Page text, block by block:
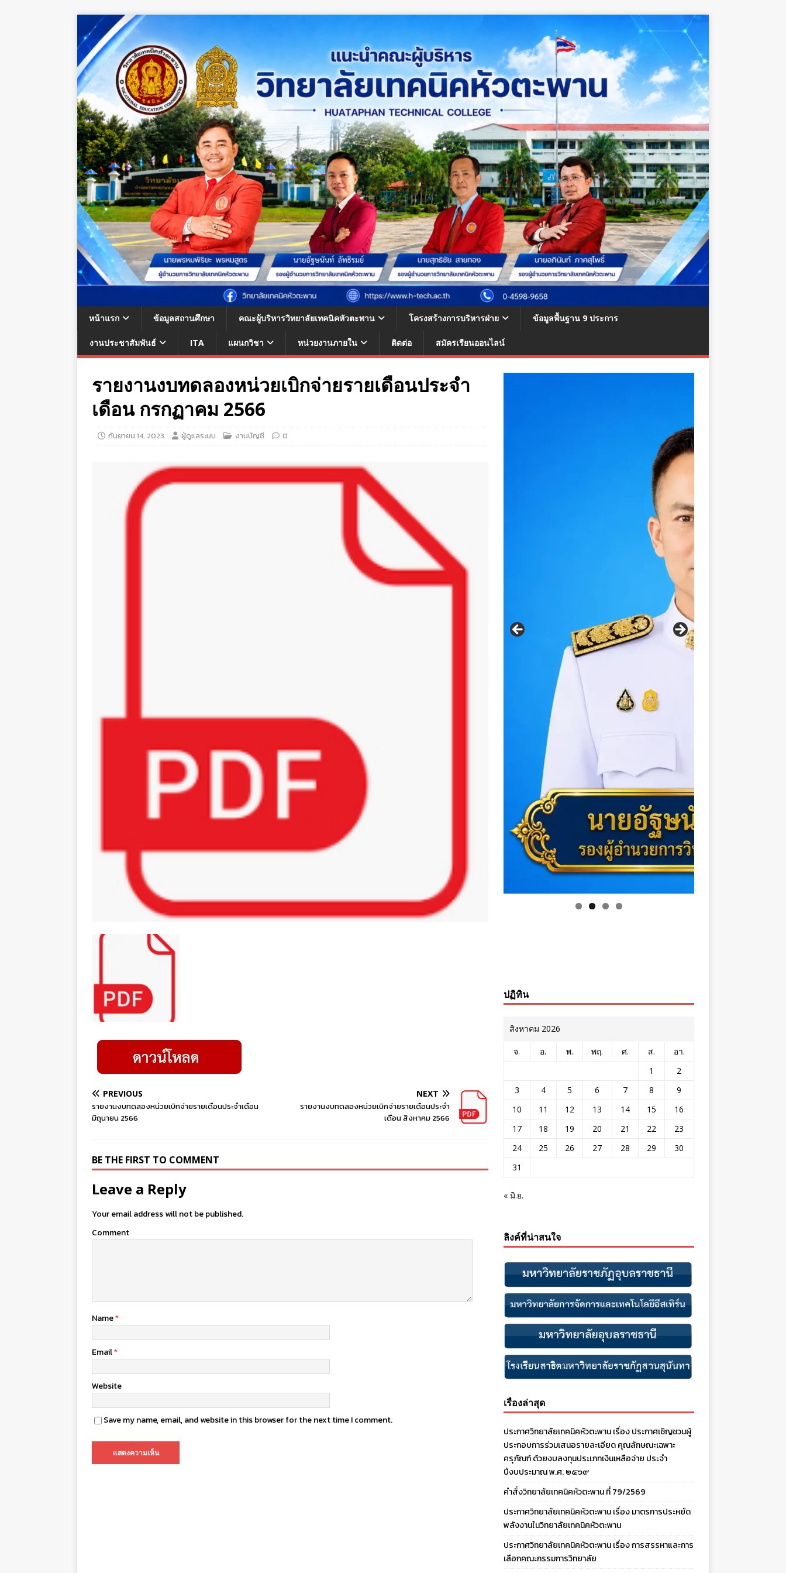
หน้าแรก ข้อมูลสถานศึกษา คณะผู้บริหารวิทยาลัยเทคนิคหัวตะพาน โครงสร้างการบริหารฝ่าย ข้อมูลพื้นฐาน 9 ประการ
งานประชาสัมพันธ์ ITA แผนกวิชา หน่วยงานภายใน ติดต่อ สมัครเรียนออนไลน์
รายงานงบทดลองหน่วยเบิกจ่ายรายเดือนประจำ
เดือน กรกฏาคม 2566
กันยายน 14, 2023 ผู้ดูแลระบบ งานบัญชี 0
PREVIOUS
รายงานงบทดลองหน่วยเบิกจ่ายรายเดือนประจำเดือน
มิถุนายน 2566
NEXT
รายงานงบทดลองหน่วยเบิกจ่ายรายเดือนประจำ
เดือน สิงหาคม 2566
BE THE FIRST TO COMMENT
Leave a Reply
Your email address will not be published.
Comment
Name*
Email*
Website
Save my name, email, and website in this browser for the next time I comment.
ปฏิทิน
สิงหาคม 2026
จ. อ. พ. พฤ. ศ. ส.
อา.
1
2
3
4 5 6 7 8
9
10
11 12 13 14 15
16
17
18 19 20 21 22
23
24
25 26 27 28 29
30
31
« มิ.ย.
ลิงค์ที่น่าสนใจ
เรื่องล่าสุด
ประกาศวิทยาลัยเทคนิคหัวตะพาน เรื่อง ประกาศเชิญชวนผู้
ประกอบการร่วมเสนอรายละเอียด คุณลักษณะเฉพาะ
ครุภัณฑ์ ด้วยงบลงทุนประเภทเงินเหลือจ่าย ประจํา
ปีงบประมาณ พ.ศ. ๒๕๖๙
คำสั่งวิทยาลัยเทคนิคหัวตะพาน ที่ 79/2569
ประกาศวิทยาลัยเทคนิคหัวตะพาน เรื่อง มาตรการประหยัด
พลังงานในวิทยาลัยเทคนิคหัวตะพาน
ประกาศวิทยาลัยเทคนิคหัวตะพาน เรื่อง การสรรหาและการ
เลือกคณะกรรมการวิทยาลัย